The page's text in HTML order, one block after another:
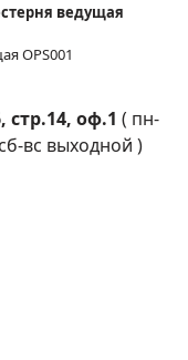
ведущая
OPS001
стр.14, оф.1 ( пн-
вс выходной )